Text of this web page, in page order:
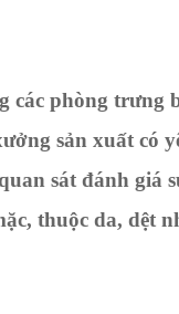
các phòng trưng
sản xuất có
sát đánh giá
thuộc da, dệt